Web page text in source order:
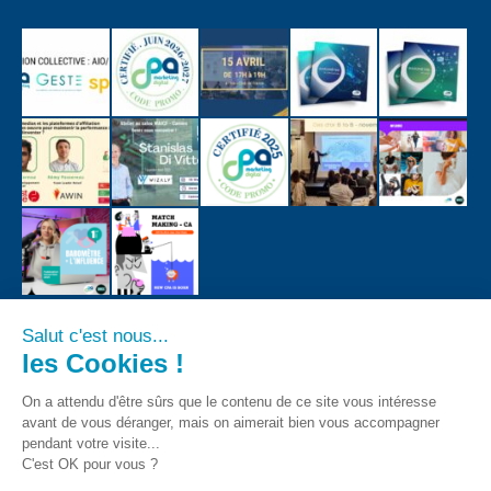
Salut c'est nous...
les Cookies !
On a attendu d'être sûrs que le contenu de ce site vous intéresse
avant de vous déranger, mais on aimerait bien vous accompagner
pendant votre visite...
C'est OK pour vous ?